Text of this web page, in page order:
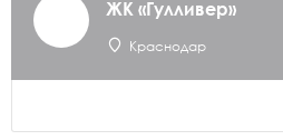
ЖК «Гулливер»
Краснодар